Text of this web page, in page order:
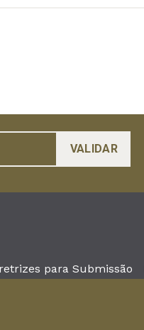
para Submissão